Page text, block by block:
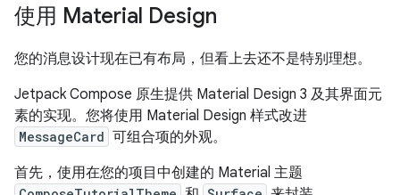
使用 Material Design
您的消息设计现在已有布局，但看上去还不是特别理想。
Jetpack Compose 原生提供 Material Design 3 及其界面元
素的实现。您将使用 Material Design 样式改进
MessageCard 可组合项的外观。
首先，使用在您的项目中创建的 Material 主题